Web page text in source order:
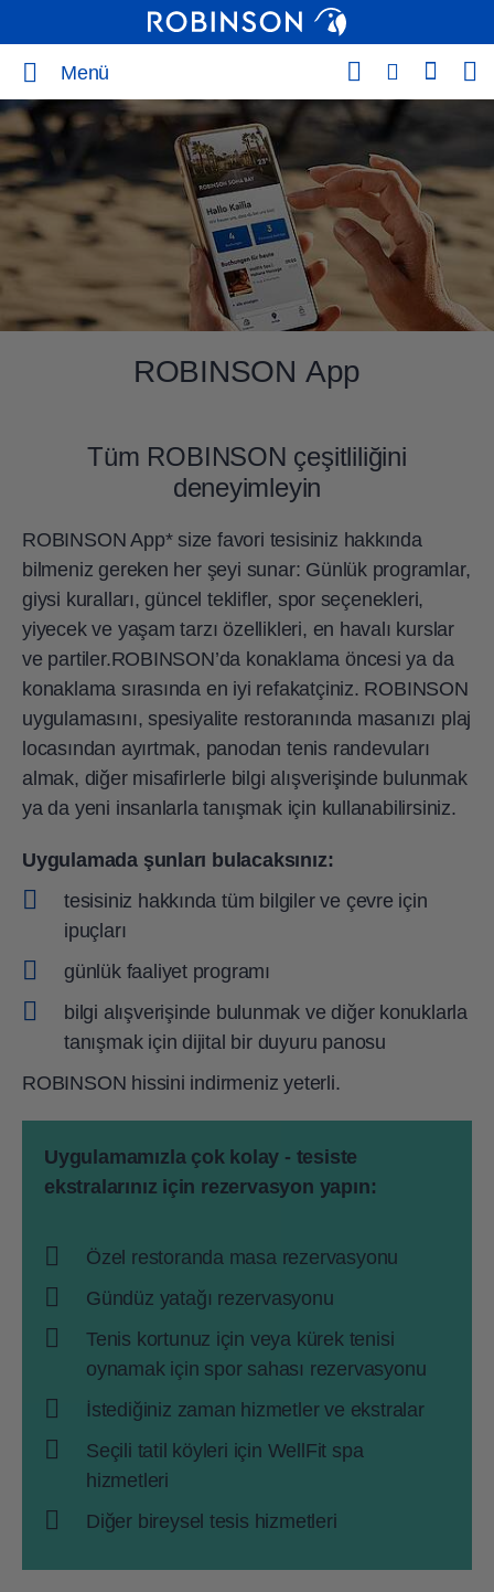
Menü
ROBINSON App
Tüm ROBINSON çeşitliliğini
deneyimleyin
ROBINSON App* size favori tesisiniz hakkında
bilmeniz gereken her şeyi sunar: Günlük programlar,
giysi kuralları, güncel teklifler, spor seçenekleri,
yiyecek ve yaşam tarzı özellikleri, en havalı kurslar
ve partiler.ROBINSON’da konaklama öncesi ya da
konaklama sırasında en iyi refakatçiniz. ROBINSON
uygulamasını, spesiyalite restoranında masanızı plaj
locasından ayırtmak, panodan tenis randevuları
almak, diğer misafirlerle bilgi alışverişinde bulunmak
ya da yeni insanlarla tanışmak için kullanabilirsiniz.
Uygulamada şunları bulacaksınız:
tesisiniz hakkında tüm bilgiler ve çevre için
ipuçları
günlük faaliyet programı
bilgi alışverişinde bulunmak ve diğer konuklarla
tanışmak için dijital bir duyuru panosu
ROBINSON hissini indirmeniz yeterli.
Uygulamamızla çok kolay - tesiste
ekstralarınız için rezervasyon yapın:
Özel restoranda masa rezervasyonu
Gündüz yatağı rezervasyonu
Tenis kortunuz için veya kürek tenisi
oynamak için spor sahası rezervasyonu
İstediğiniz zaman hizmetler ve ekstralar
Seçili tatil köyleri için WellFit spa
hizmetleri
Diğer bireysel tesis hizmetleri